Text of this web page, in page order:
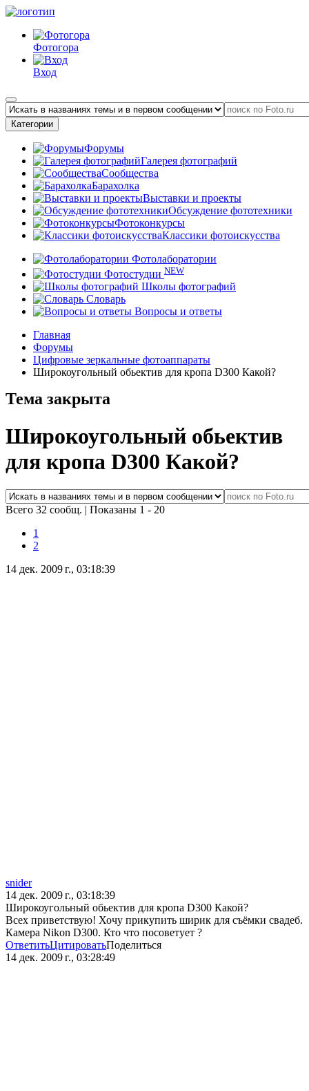
Фотогора
Вход
Категории
Форумы
Галерея фотографий
Сообщества
Барахолка
Выставки и проекты
Обсуждение фототехники
Фотоконкурсы
Классики фотоискусства
Фотолаборатории
Фотостудии NEW
Школы фотографий
Словарь
Вопросы и ответы
Главная
Форумы
Цифровые зеркальные фотоаппараты
Широкоугольный обьектив для кропа D300 Какой?
Тема закрыта
Широкоугольный обьектив
для кропа D300 Какой?
Всего 32 сообщ. | Показаны 1 - 20
1
2
14 дек. 2009 г., 03:18:39
snider
14 дек. 2009 г., 03:18:39
Широкоугольный обьектив для кропа D300 Какой?
Всех приветствую! Хочу прикупить ширик для съёмки свадеб.
Камера Nikon D300. Кто что посоветует ?
ОтветитьЦитироватьПоделиться
14 дек. 2009 г., 03:28:49